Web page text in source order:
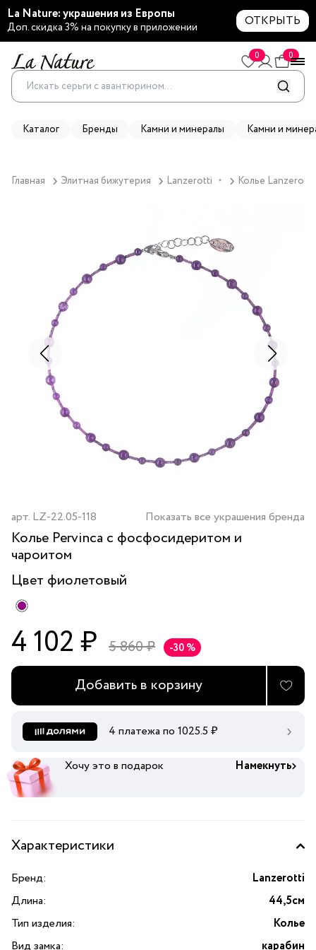
La Nature: украшения из Европы
Доп. скидка 3% на покупку в приложении ОТКРЫТЬ
0 0
Каталог Бренды Камни и минералы Камни и
Главная Элитная бижутерия Lanzerotti ▼ Колье
арт. LZ-22.05-118 Показать все украшения бренда
Колье Pervinca с фосфосидеритом и
чароитом
Цвет фиолетовый
4 102 ₽ 5 860 ₽ -30 %
Добавить в корзину
4 платежа по 1025.5 ₽
Хочу это в подарок Намекнуть
Характеристики
Бренд:
Lanzerotti
Длина:
44,5см
Тип изделия:
Колье
Вид замка:
карабин